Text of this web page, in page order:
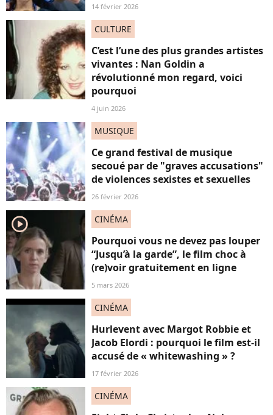
14 février 2026
CULTURE
C’est l’une des plus grandes artistes
vivantes : Nan Goldin a
révolutionné mon regard, voici
pourquoi
4 juin 2026
MUSIQUE
Ce grand festival de musique
secoué par de "graves accusations"
de violences sexistes et sexuelles
26 février 2026
player2 CINÉMA
Pourquoi vous ne devez pas louper
“Jusqu’à la garde”, le film choc à
(re)voir gratuitement en ligne
5 mars 2026
CINÉMA
Hurlevent avec Margot Robbie et
Jacob Elordi : pourquoi le film est-il
accusé de « whitewashing » ?
17 février 2026
CINÉMA